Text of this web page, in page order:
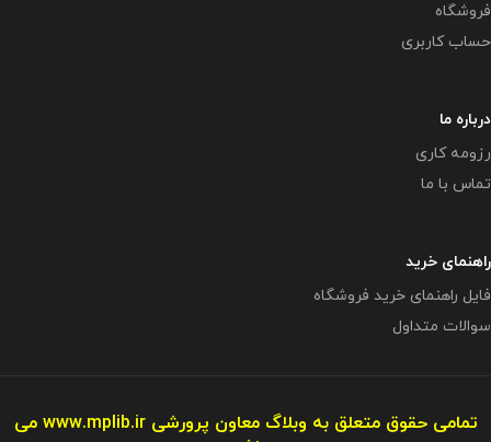
فروشگاه
حساب کاربری
درباره ما
رزومه کاری
تماس با ما
راهنمای خرید
فایل راهنمای خرید فروشگاه
سوالات متداول
تمامی حقوق متعلق به وبلاگ معاون پرورشیwww.mplib.ir می